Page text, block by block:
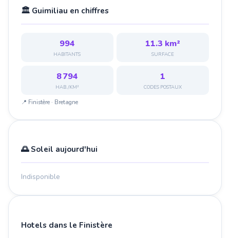
🏛️ Guimiliau en chiffres
994
HABITANTS
11.3 km²
SURFACE
8 794
HAB./KM²
1
CODES POSTAUX
📍 Finistère · Bretagne
🌅 Soleil aujourd'hui
Indisponible
Hotels dans le Finistère